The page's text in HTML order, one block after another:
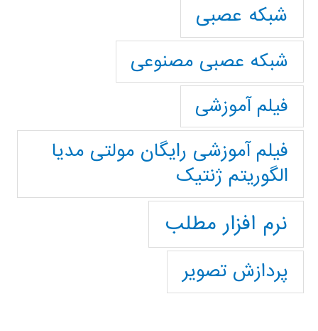
شبکه عصبی
شبکه عصبی مصنوعی
فیلم آموزشی
فیلم آموزشی رایگان مولتی مدیا
الگوریتم ژنتیک
نرم افزار مطلب
پردازش تصویر